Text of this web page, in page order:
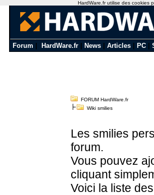
Forum HardWare.fr News Articles PC
FORUM HardWare.fr
Wiki smilies
Les smilies
forum.
Vous pouvez
cliquant
Voici la liste
HardWare.fr utilise des cookies